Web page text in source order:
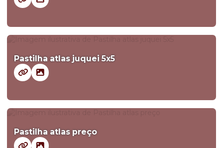
Pastilha atlas juquei 5x5
Pastilha atlas preço